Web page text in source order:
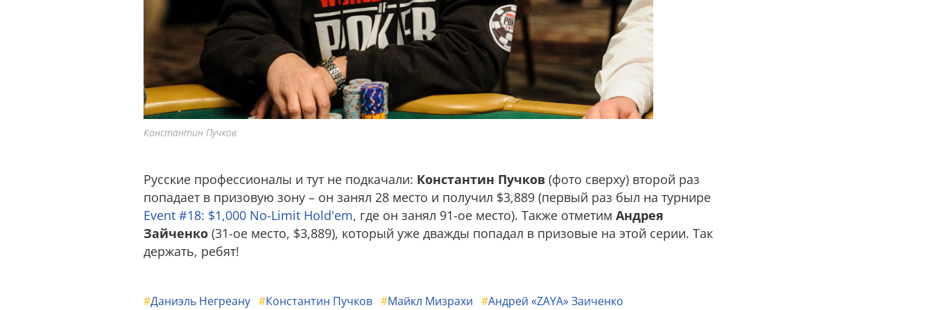
Константин Пучков
Русские профессионалы и тут не подкачали: Константин Пучков (фото сверху) второй раз
попадает в призовую зону – он занял 28 место и получил $3,889 (первый раз был на турнире
Event #18: $1,000 No-Limit Hold'em, где он занял 91-ое место). Также отметим Андрея
Зайченко (31-ое место, $3,889), который уже дважды попадал в призовые на этой серии. Так
держать, ребят!
#Даниэль Негреану #Константин Пучков #Майкл Мизрахи #Андрей «ZAYA» Заиченко